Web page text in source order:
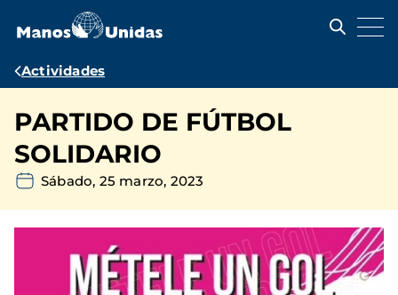
contenido
Ruta
navegación
Actividades
PARTIDO DE FÚTBOL
SOLIDARIO
Sábado, 25 marzo, 2023